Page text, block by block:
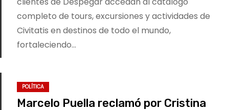
completo de tours, excursiones y actividades de
Civitatis en destinos de todo el mundo,
fortaleciendo…
POLÍTICA
Marcelo Puella reclamó por Cristina